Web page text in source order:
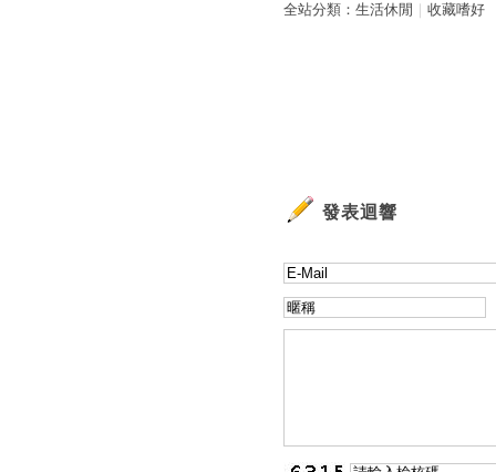
全站分類： 生活休閒 收藏嗜好
發表迴響